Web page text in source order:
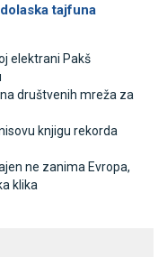
tajfuna
elektrani Pakš
društvenih mreža za
knjigu rekorda
ne zanima Evropa,
klika